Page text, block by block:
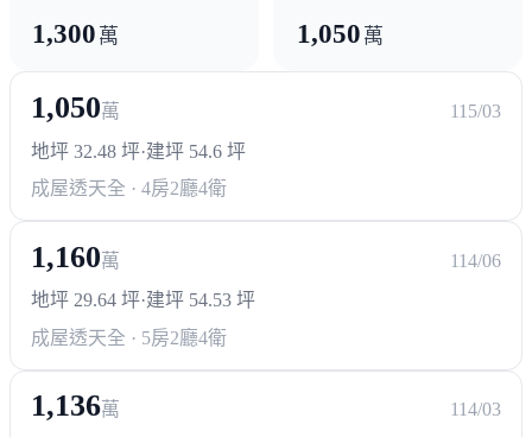
1,300 萬 1,050 萬
1,050萬
115/03
地坪 32.48 坪·建坪 54.6 坪
成屋透天全 · 4房2廳4衛
1,160萬
114/06
地坪 29.64 坪·建坪 54.53 坪
成屋透天全 · 5房2廳4衛
1,136萬
114/03